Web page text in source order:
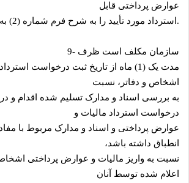
عوارض پرداختی قابل
استرداد مورد تأیید را به شرح فرم شماره (2) به سازمان اعلام نماید.
9- سازمان مکلف است ظرف
مدت یک (1) ‌ماه از تاریخ ثبت درخواست
اشخاص و دفاتر، نسبت
به بررسی اسناد و مدارک تسلیم شده اقدام و
درخواست استرداد مالیات و
عوارض پرداختی و اسناد و مدارک مربوط با
انطباق داشته باشد،
نسبت به واریز مالیات و عوارض پرداختی
اعلام شده توسط آنان